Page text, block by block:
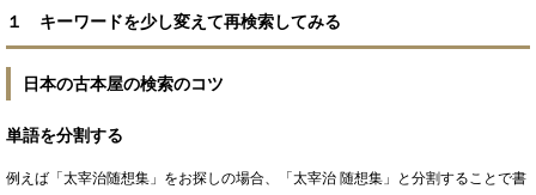
１ キーワードを少し変えて再検索してみる
日本の古本屋の検索のコツ
単語を分割する
例えば「太宰治随想集」をお探しの場合、「太宰治 随想集」と分割することで書